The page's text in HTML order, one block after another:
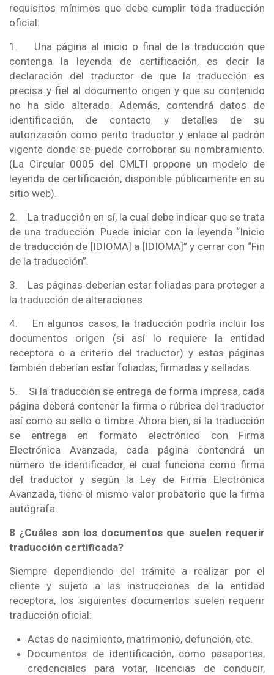
requisitos mínimos que debe cumplir toda traducción
oficial:
1. Una página al inicio o final de la traducción que
contenga la leyenda de certificación, es decir la
declaración del traductor de que la traducción es
precisa y fiel al documento origen y que su contenido
no ha sido alterado. Además, contendrá datos de
identificación, de contacto y detalles de su
autorización como perito traductor y enlace al padrón
vigente donde se puede corroborar su nombramiento.
(La Circular 0005 del CMLTI propone un modelo de
leyenda de certificación, disponible públicamente en su
sitio web).
2. La traducción en sí, la cual debe indicar que se trata
de una traducción. Puede iniciar con la leyenda “Inicio
de traducción de [IDIOMA] a [IDIOMA]” y cerrar con “Fin
de la traducción”.
3. Las páginas deberían estar foliadas para proteger a
la traducción de alteraciones.
4. En algunos casos, la traducción podría incluir los
documentos origen (si así lo requiere la entidad
receptora o a criterio del traductor) y estas páginas
también deberían estar foliadas, firmadas y selladas.
5. Si la traducción se entrega de forma impresa, cada
página deberá contener la firma o rúbrica del traductor
así como su sello o timbre. Ahora bien, si la traducción
se entrega en formato electrónico con Firma
Electrónica Avanzada, cada página contendrá un
número de identificador, el cual funciona como firma
del traductor y según la Ley de Firma Electrónica
Avanzada, tiene el mismo valor probatorio que la firma
autógrafa.
8 ¿Cuáles son los documentos que suelen requerir
traducción certificada?
Siempre dependiendo del trámite a realizar por el
cliente y sujeto a las instrucciones de la entidad
receptora, los siguientes documentos suelen requerir
traducción oficial:
Actas de nacimiento, matrimonio, defunción, etc.
Documentos de identificación, como pasaportes,
credenciales para votar, licencias de conducir,